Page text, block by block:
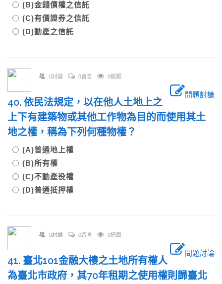
(B)金錢債權之信託
(C)有價證券之信託
(D)動產之信託
0討論 0留言 0追蹤
問題討論
40. 依民法規定，以在他人土地上之
上下有建築物或其他工作物為目的而使用其土
地之權，稱為下列何種物權？
(A)普通地上權
(B)所有權
(C)不動產役權
(D)普通抵押權
0討論 0留言 0追蹤
問題討論
41. 臺北101金融大樓之土地所有權人
為臺北市政府，其70年租期之使用權則歸臺北